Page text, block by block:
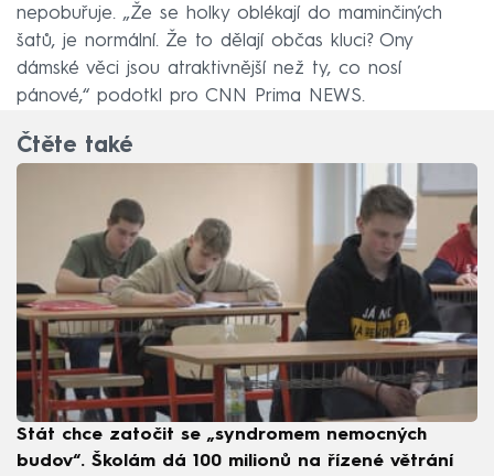
nepobuřuje. „Že se holky oblékají do maminčiných
šatů, je normální. Že to dělají občas kluci? Ony
dámské věci jsou atraktivnější než ty, co nosí
pánové,“ podotkl pro CNN Prima NEWS.
Čtěte také
Stát chce zatočit se „syndromem nemocných
budov“. Školám dá 100 milionů na řízené větrání